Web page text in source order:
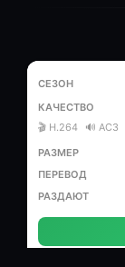
🎬 H.264 🔊 AC3